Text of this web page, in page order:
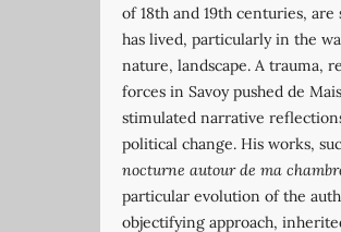
of 18th and 19th centuries,
has lived, particularly in the
nature, landscape. A trauma,
forces in Savoy pushed de
stimulated narrative
political change. His works,
nocturne autour de ma
particular evolution of the
objectifying approach,